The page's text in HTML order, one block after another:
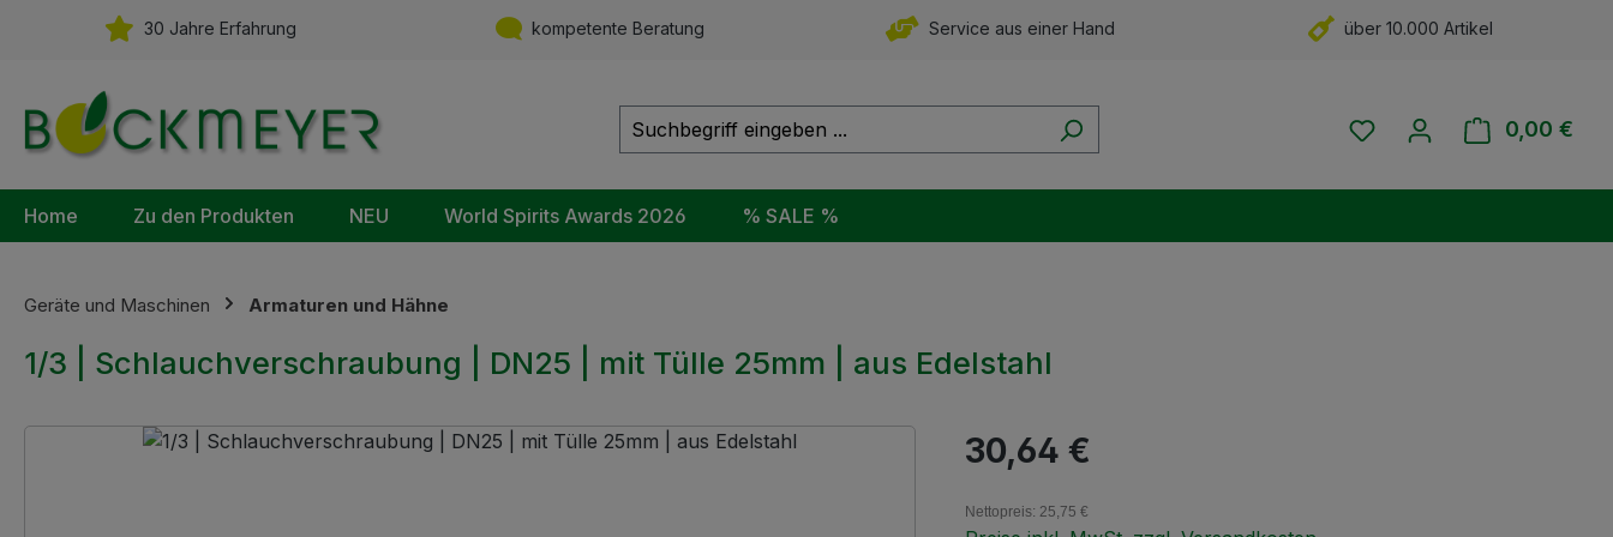
Hauptinhalt springen
Zur Suche springen
Zur Hauptnavigation springen
30 Jahre Erfahrung kompetente Beratung Service aus einer Hand über 10.000 Artikel
Du hast 0 Produkte auf
0,00 €
Home Zu den Produkten NEU World Spirits Awards 2026 % SALE %
Geräte und Maschinen Armaturen und Hähne
1/3 | Schlauchverschraubung | DN25 | mit Tülle 25mm | aus Edelstahl
Bildergalerie überspringen Regulärer Preis:
30,64 €
Nettopreis: 25,75 €